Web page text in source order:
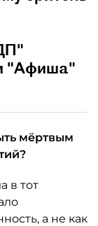
"Афиша"
мёртвым
в тот
а не как